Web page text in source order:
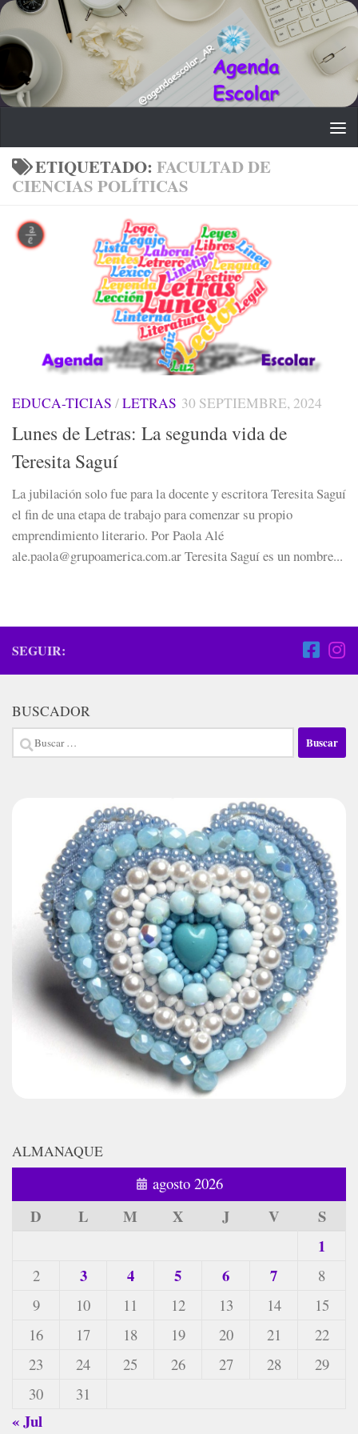
Saltar al contenido
ETIQUETADO: FACULTAD DE
CIENCIAS POLÍTICAS
EDUCA-TICIAS /LETRAS 30 SEPTIEMBRE, 2024
Lunes de Letras: La segunda vida de
Teresita Saguí
La jubilación solo fue para la docente y escritora Teresita Saguí
el fin de una etapa de trabajo para comenzar su propio
emprendimiento literario. Por Paola Alé
ale.paola@grupoamerica.com.ar Teresita Saguí es un nombre...
SEGUIR:
BUSCADOR
Buscar:
ALMANAQUE
agosto 2026
D L M X J V
S
1
2 3 4 5 6 7
8
9
10 11 12 13 14
15
16
17 18 19 20 21
22
23
24 25 26 27 28
29
30
31
« Jul